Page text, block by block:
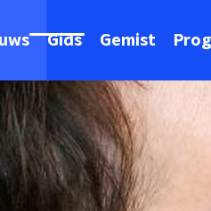
Gids Gemist